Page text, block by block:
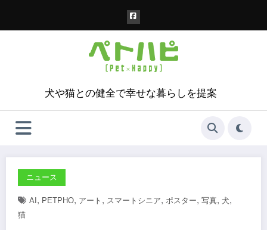
犬や猫との健全で幸せな暮らしを提案
ニュース
AI , PETPHO, アート , スマートシニア, ポスター, 写真, 犬,
猫